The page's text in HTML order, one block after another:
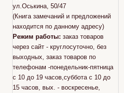
ул.Оськина, 50/47
(Книга замечаний и предложений
находится по данному адресу)
Режим работы: заказ товаров
через сайт - круглосуточно, без
выходных, заказ товаров по
телефонам -понедельник-пятница
с 10 до 19 часов,суббота с 10 до
15 часов, вых. - воскресенье,